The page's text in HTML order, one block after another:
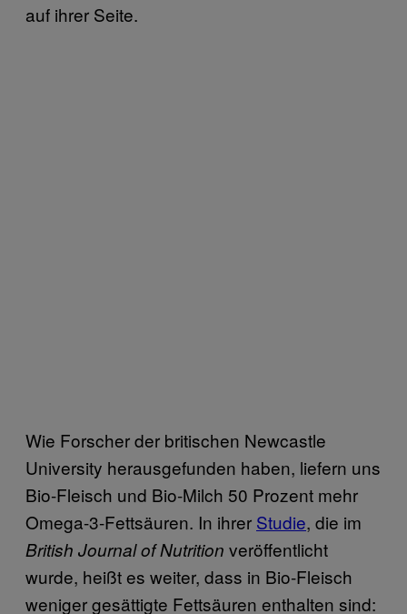
auf ihrer Seite.
Wie Forscher der britischen Newcastle
University herausgefunden haben, liefern uns
Bio-Fleisch und Bio-Milch 50 Prozent mehr
Omega-3-Fettsäuren. In ihrer Studie, die im
British Journal of Nutrition veröffentlicht
wurde, heißt es weiter, dass in Bio-Fleisch
weniger gesättigte Fettsäuren enthalten sind: